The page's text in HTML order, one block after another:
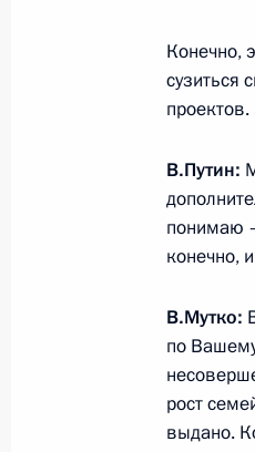
6 июня
4 июня
Конечно,
сузиться
В.Путин:
понимаю
конечно,
В.Мутко:
по
рост
выдано.